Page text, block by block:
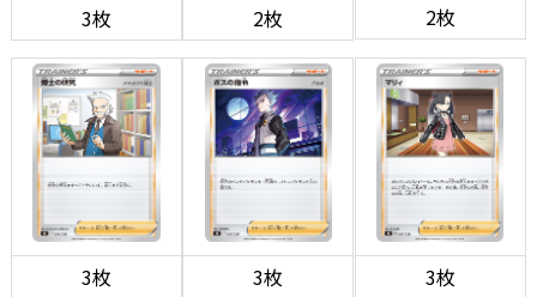
3枚 2枚 2枚
3枚 3枚 3枚